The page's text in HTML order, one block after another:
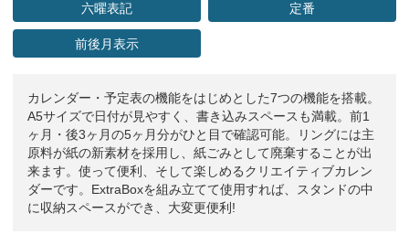
六曜表記 定番
前後月表示
カレンダー・予定表の機能をはじめとした7つの機能を搭載。
A5サイズで日付が見やすく、書き込みスペースも満載。前1
ヶ月・後3ヶ月の5ヶ月分がひと目で確認可能。リングには主
原料が紙の新素材を採用し、紙ごみとして廃棄することが出
来ます。使って便利、そして楽しめるクリエイティブカレン
ダーです。ExtraBoxを組み立てて使用すれば、スタンドの中
に収納スペースができ、大変更便利!